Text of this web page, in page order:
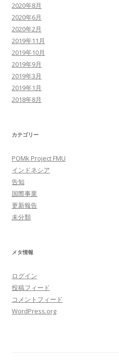
2020年8月
2020年6月
2020年2月
2019年11月
2019年10月
2019年9月
2019年3月
2019年1月
2018年8月
カテゴリー
POMk Project FMU
インドネシア
告知
国際事業
更新報告
未分類
メタ情報
ログイン
投稿フィード
コメントフィード
WordPress.org